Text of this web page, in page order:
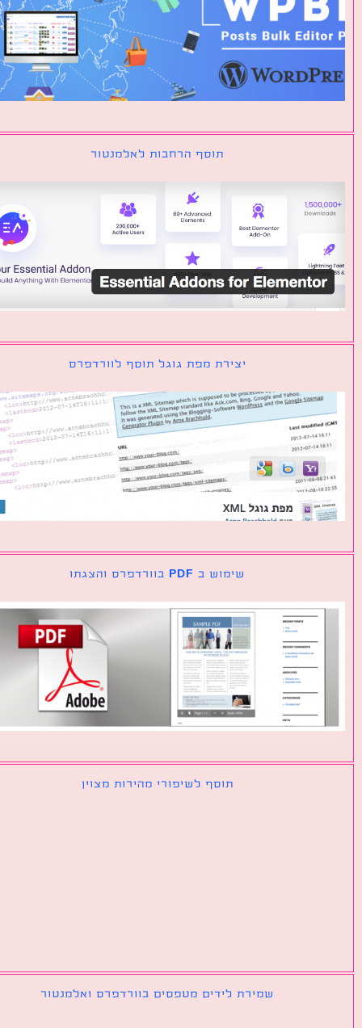
תוסף הרחבות לאלמנטור
יצירת מפת גוגל תוסף לוורדפרס
שימוש ב PDF בוורדפרס והצגתו
תוסף לשיפורי מהירות מצוין
שמירת לידים מטפסים בוורדפרס ואלמנטור